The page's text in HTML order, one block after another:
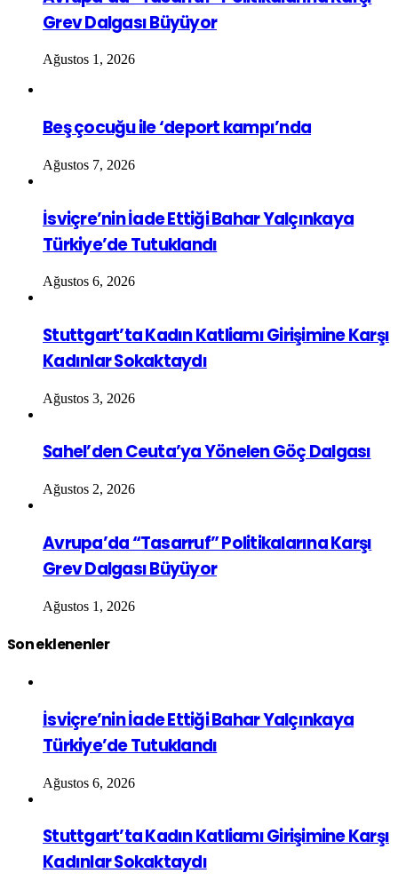
Grev Dalgası Büyüyor
Ağustos 1, 2026
Beş çocuğu ile ‘deport kampı’nda
Ağustos 7, 2026
İsviçre’nin İade Ettiği Bahar Yalçınkaya
Türkiye’de Tutuklandı
Ağustos 6, 2026
Stuttgart’ta Kadın Katliamı Girişimine Karşı
Kadınlar Sokaktaydı
Ağustos 3, 2026
Sahel’den Ceuta’ya Yönelen Göç Dalgası
Ağustos 2, 2026
Avrupa’da “Tasarruf” Politikalarına Karşı
Grev Dalgası Büyüyor
Ağustos 1, 2026
Son eklenenler
İsviçre’nin İade Ettiği Bahar Yalçınkaya
Türkiye’de Tutuklandı
Ağustos 6, 2026
Stuttgart’ta Kadın Katliamı Girişimine Karşı
Kadınlar Sokaktaydı